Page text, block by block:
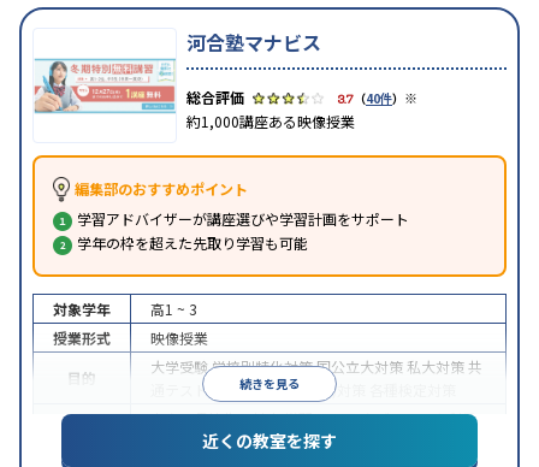
河合塾マナビス
3.7 （40件） ※
約1,000講座ある映像授業
編集部のおすすめポイント
学習アドバイザーが講座選びや学習計画をサポート
学年の枠を超えた先取り学習も可能
続きを見る
対象学年
高1 ~ 3
授業形式
映像授業
目的
大学受験学校別特化対策国公立大対策 私大対策共
通テスト対策
英検(英語検定)対策
中高一貫校生に対応学習にPC・タブレットを利用
1科目から受講可能季節講習のみの受講可
近くの教室を探す